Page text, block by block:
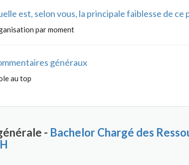
est, selon vous, la principale faiblesse de ce
par moment
généraux
au top
- Bachelor Chargé des